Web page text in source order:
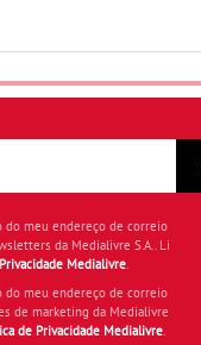
meu endereço de correio
da Medialivre S.A.. Li
Medialivre.
meu endereço de correio
de marketing da Medialivre
de Privacidade Medialivre.